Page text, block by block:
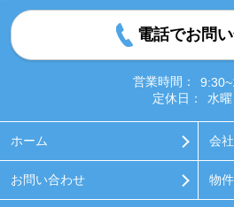
電話でお問
営業時間：
定休日：
水曜
ホーム 会
お問い合わせ 物